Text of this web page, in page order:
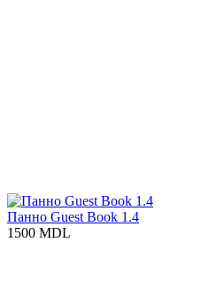
Панно Guest Book 1.4
1500 MDL